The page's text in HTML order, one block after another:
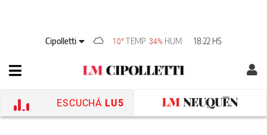
Cipolletti 10° TEMP 34% HUM 18:22 HS
ESCUCHÁ LU5